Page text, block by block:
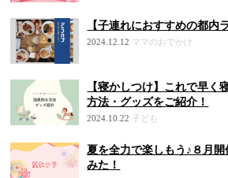
【子連れにおすすめの都内
2024.12.12 ママのおでかけ
【寝かしつけ】これで早く
方法・グッズをご紹介！
2024.10.22 子ども
夏を全力で楽しもう♪８月
みた！